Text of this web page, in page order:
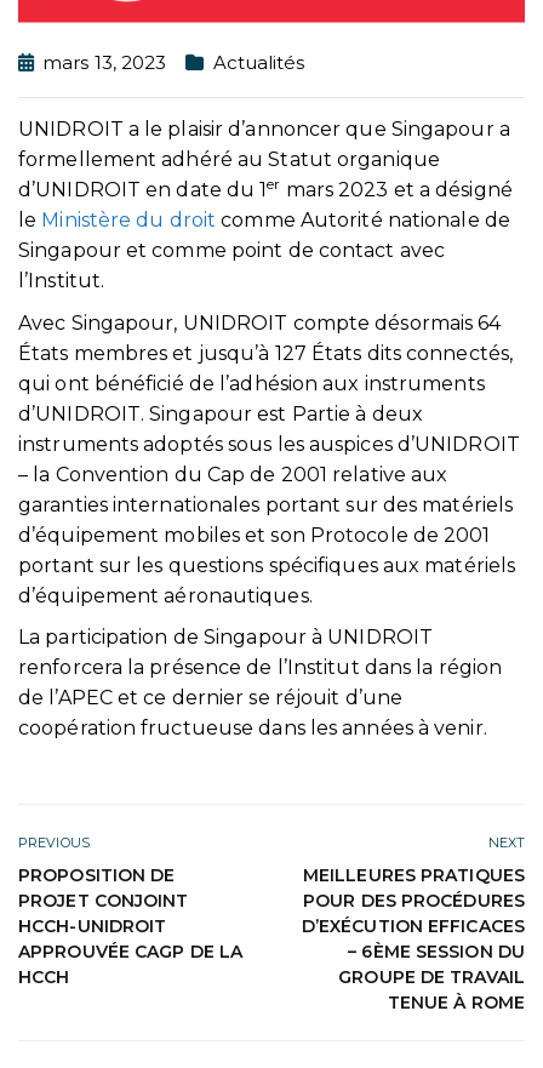
mars 13, 2023 Actualités
UNIDROIT a le plaisir d’annoncer que Singapour a
formellement adhéré au Statut organique
d’UNIDROIT en date du 1er mars 2023 et a désigné
le Ministère du droit comme Autorité nationale de
Singapour et comme point de contact avec
l’Institut.
Avec Singapour, UNIDROIT compte désormais 64
États membres et jusqu’à 127 États dits connectés,
qui ont bénéficié de l’adhésion aux instruments
d’UNIDROIT. Singapour est Partie à deux
instruments adoptés sous les auspices d’UNIDROIT
– la Convention du Cap de 2001 relative aux
garanties internationales portant sur des matériels
d’équipement mobiles et son Protocole de 2001
portant sur les questions spécifiques aux matériels
d’équipement aéronautiques.
La participation de Singapour à UNIDROIT
renforcera la présence de l’Institut dans la région
de l’APEC et ce dernier se réjouit d’une
coopération fructueuse dans les années à venir.
PREVIOUS
PROPOSITION DE
PROJET CONJOINT
HCCH-UNIDROIT
APPROUVÉE CAGP DE LA
HCCH
NEXT
MEILLEURES PRATIQUES
POUR DES PROCÉDURES
D’EXÉCUTION EFFICACES
– 6ÈME SESSION DU
GROUPE DE TRAVAIL
TENUE À ROME